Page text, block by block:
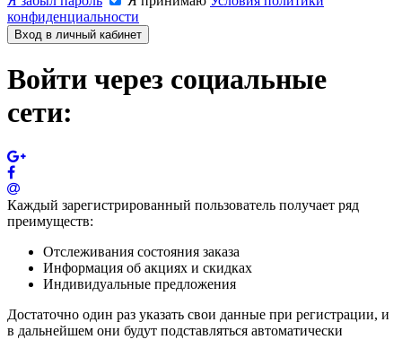
конфиденциальности
Вход в личный кабинет
Войти через социальные
сети:
Каждый зарегистрированный пользователь получает ряд
преимуществ:
Отслеживания состояния заказа
Информация об акциях и скидках
Индивидуальные предложения
Достаточно один раз указать свои данные при регистрации, и
в дальнейшем они будут подставляться автоматически